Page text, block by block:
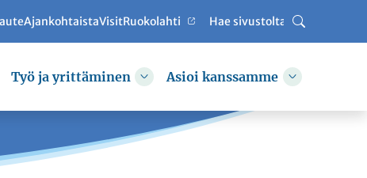
AjankohtaistaVisitRuokolahti
Haku
alasvetovalikkoa
Työ ja yrittäminen
Vaihda alasvetovalikkoa
Asioi kanssamme
Vaihda